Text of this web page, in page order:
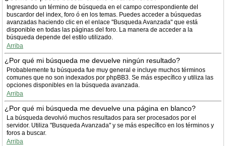
Ingresando un término de búsqueda en el campo correspondiente del
buscardor del index, foro ó en los temas. Puedes acceder a búsquedas
avanzadas haciendo clic en el enlace "Busqueda Avanzada" que está
disponible en todas las páginas del foro. La manera de acceder a la
búsqueda depende del estilo utilizado.
Arriba
¿Por qué mi búsqueda me devuelve ningún resultado?
Probablemente tu búsqueda fue muy general e incluye muchos términos
comunes que no son indexados por phpBB3. Se más específico y utiliza las
opciones disponibles en la búsqueda avanzada.
Arriba
¿Por qué mi búsqueda me devuelve una página en blanco?
La búsqueda devolvió muchos resultados para ser procesados por el
servidor. Utiliza "Busqueda Avanzada" y se más específico en los términos y
foros a buscar.
Arriba